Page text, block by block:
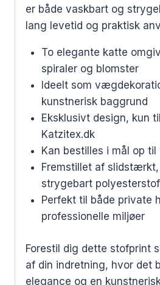
er både vaskbart og
lang levetid og praktisk
To elegante katte
spiraler og blomster
Ideelt som
kunstnerisk baggrund
Eksklusivt design, kun
Katzitex.dk
Kan bestilles i mål op
Fremstillet af
strygebart polyesterstof
Perfekt til både private
professionelle miljøer
Forestil dig dette stofprint
af din indretning, hvor det
elegance og en